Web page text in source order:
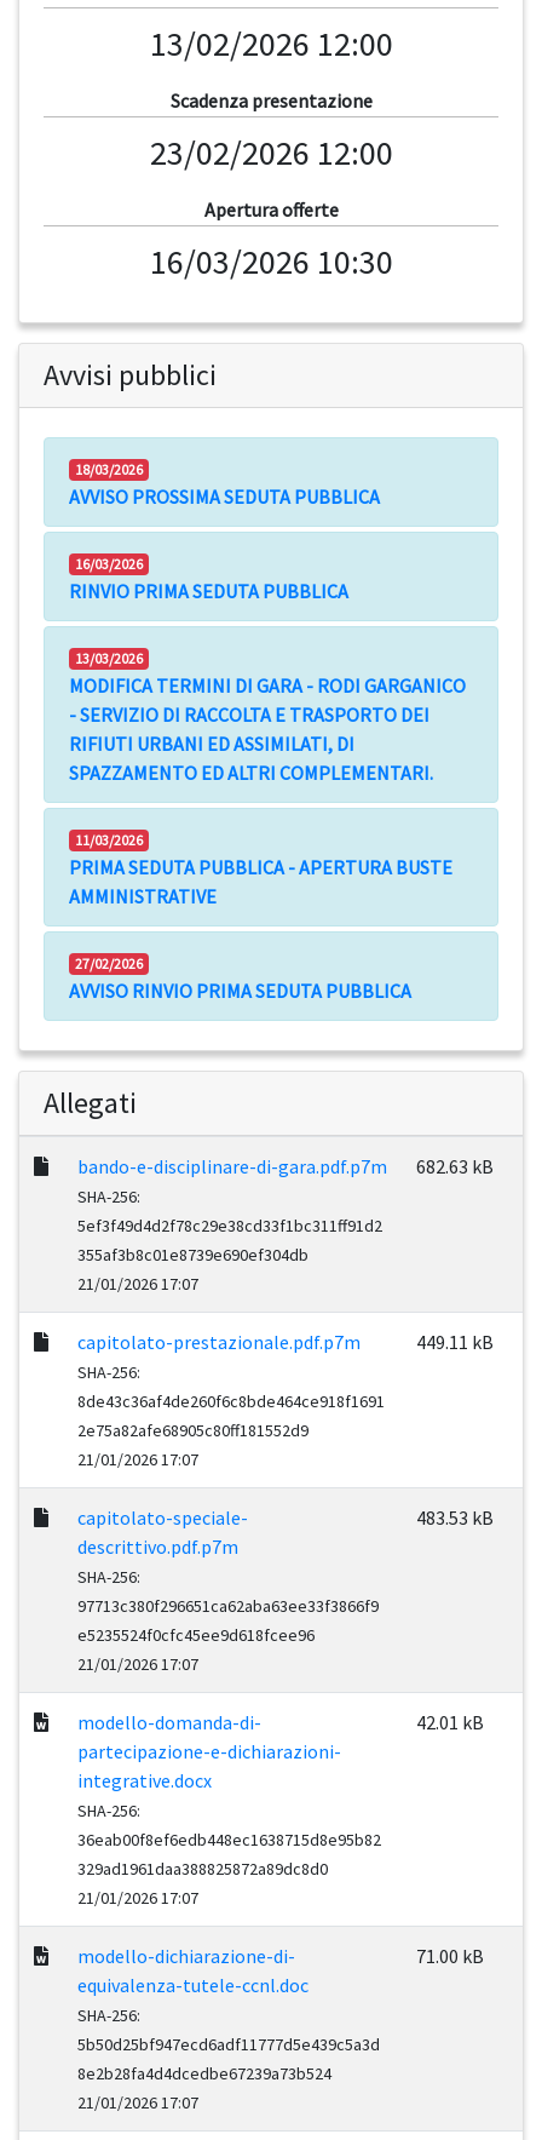
13/02/2026 12:00
Scadenza presentazione
23/02/2026 12:00
Apertura offerte
16/03/2026 10:30
Avvisi pubblici
18/03/2026
AVVISO PROSSIMA SEDUTA PUBBLICA
16/03/2026
RINVIO PRIMA SEDUTA PUBBLICA
13/03/2026
MODIFICA TERMINI DI GARA - RODI GARGANICO
- SERVIZIO DI RACCOLTA E TRASPORTO DEI
RIFIUTI URBANI ED ASSIMILATI, DI
SPAZZAMENTO ED ALTRI COMPLEMENTARI.
11/03/2026
PRIMA SEDUTA PUBBLICA - APERTURA BUSTE
AMMINISTRATIVE
27/02/2026
AVVISO RINVIO PRIMA SEDUTA PUBBLICA
Allegati
bando-e-disciplinare-di-gara.pdf.p7m
SHA-256:
5ef3f49d4d2f78c29e38cd33f1bc311ff91d2
355af3b8c01e8739e690ef304db
21/01/2026 17:07
682.63 kB
capitolato-prestazionale.pdf.p7m
SHA-256:
8de43c36af4de260f6c8bde464ce918f1691
2e75a82afe68905c80ff181552d9
21/01/2026 17:07
449.11 kB
capitolato-speciale-
descrittivo.pdf.p7m
SHA-256:
97713c380f296651ca62aba63ee33f3866f9
e5235524f0cfc45ee9d618fcee96
21/01/2026 17:07
483.53 kB
modello-domanda-di-
partecipazione-e-dichiarazioni-
integrative.docx
SHA-256:
36eab00f8ef6edb448ec1638715d8e95b82
329ad1961daa388825872a89dc8d0
21/01/2026 17:07
42.01 kB
modello-dichiarazione-di-
equivalenza-tutele-ccnl.doc
SHA-256:
5b50d25bf947ecd6adf11777d5e439c5a3d
8e2b28fa4d4dcedbe67239a73b524
21/01/2026 17:07
71.00 kB